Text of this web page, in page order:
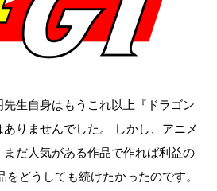
生自身はもうこれ以上『ドラゴン
りませんでした。 しかし、アニメ
だ人気がある作品で作れば利益の
どうしても続けたかったのです。